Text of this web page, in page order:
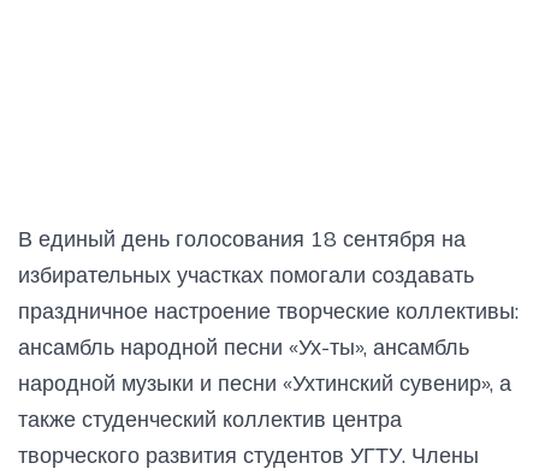
В единый день голосования 18 сентября на
избирательных участках помогали создавать
праздничное настроение творческие коллективы:
ансамбль народной песни «Ух-ты», ансамбль
народной музыки и песни «Ухтинский сувенир», а
также студенческий коллектив центра
творческого развития студентов УГТУ. Члены